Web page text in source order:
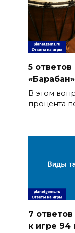
5 ответов
В этом
процента
7
к игре 94